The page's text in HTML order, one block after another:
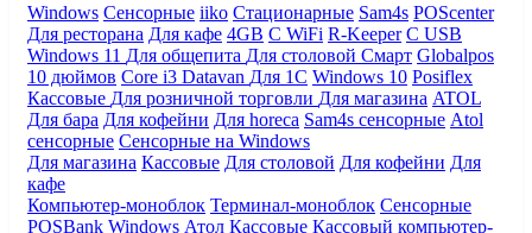
Windows Сенсорные iiko Стационарные Sam4s POScenter
Для ресторана Для кафе 4GB С WiFi R-Keeper С USB
Windows 11 Для общепита Для столовой Смарт Globalpos
10 дюймов Core i3 Datavan Для 1С Windows 10 Posiflex
Кассовые Для розничной торговли Для магазина ATOL
Для бара Для кофейни Для horeca Sam4s сенсорные Atol
сенсорные Сенсорные на Windows
Для магазина Кассовые Для столовой Для кофейни Для
кафе
Компьютер-моноблок Терминал-моноблок Сенсорные
POSBank Windows Атол Кассовые Кассовый компьютер-